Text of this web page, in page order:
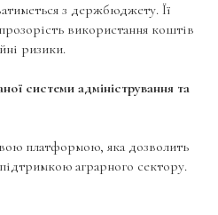
з держбюджету. Її
використання коштів
ризики.
системи адміністрування та
платформою, яка дозволить
аграрного сектору.